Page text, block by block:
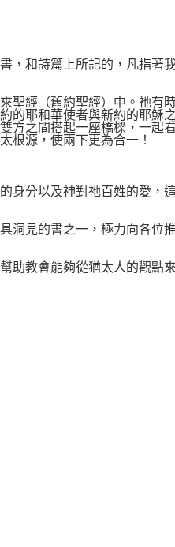
和詩篇上所記的，凡指著我
經（舊約聖經）中。祂有
的耶和華使者與新約的耶穌
方之間搭起一座橋樑，一起
根源，使兩下更為合一！
分以及神對祂百姓的愛，
見的書之一，極力向各位
教會能夠從猶太人的觀點